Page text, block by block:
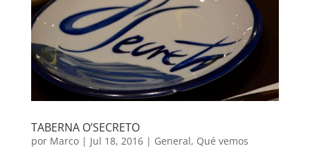
TABERNA O’SECRETO
por Marco| Jul 18, 2016| General, Qué vemos